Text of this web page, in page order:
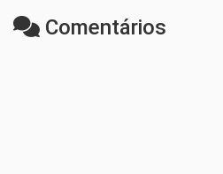
Comentários